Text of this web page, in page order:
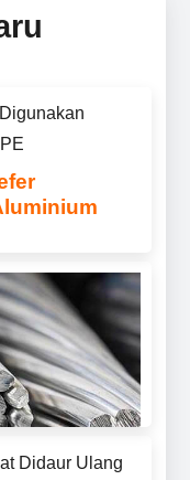
PE,
Dirancang
baik,
luar ruangan